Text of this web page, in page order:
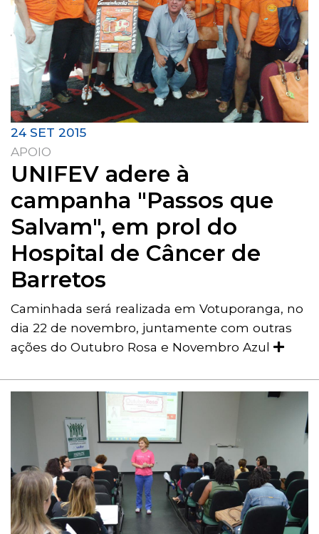
24 SET 2015
APOIO
UNIFEV adere à
campanha "Passos que
Salvam", em prol do
Hospital de Câncer de
Barretos
Caminhada será realizada em Votuporanga, no
dia 22 de novembro, juntamente com outras
ações do Outubro Rosa e Novembro Azul